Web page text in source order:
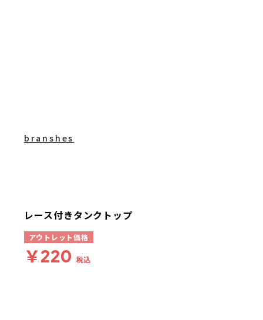
branshes
レース付きタンクトップ
アウトレット価格
￥220 税込